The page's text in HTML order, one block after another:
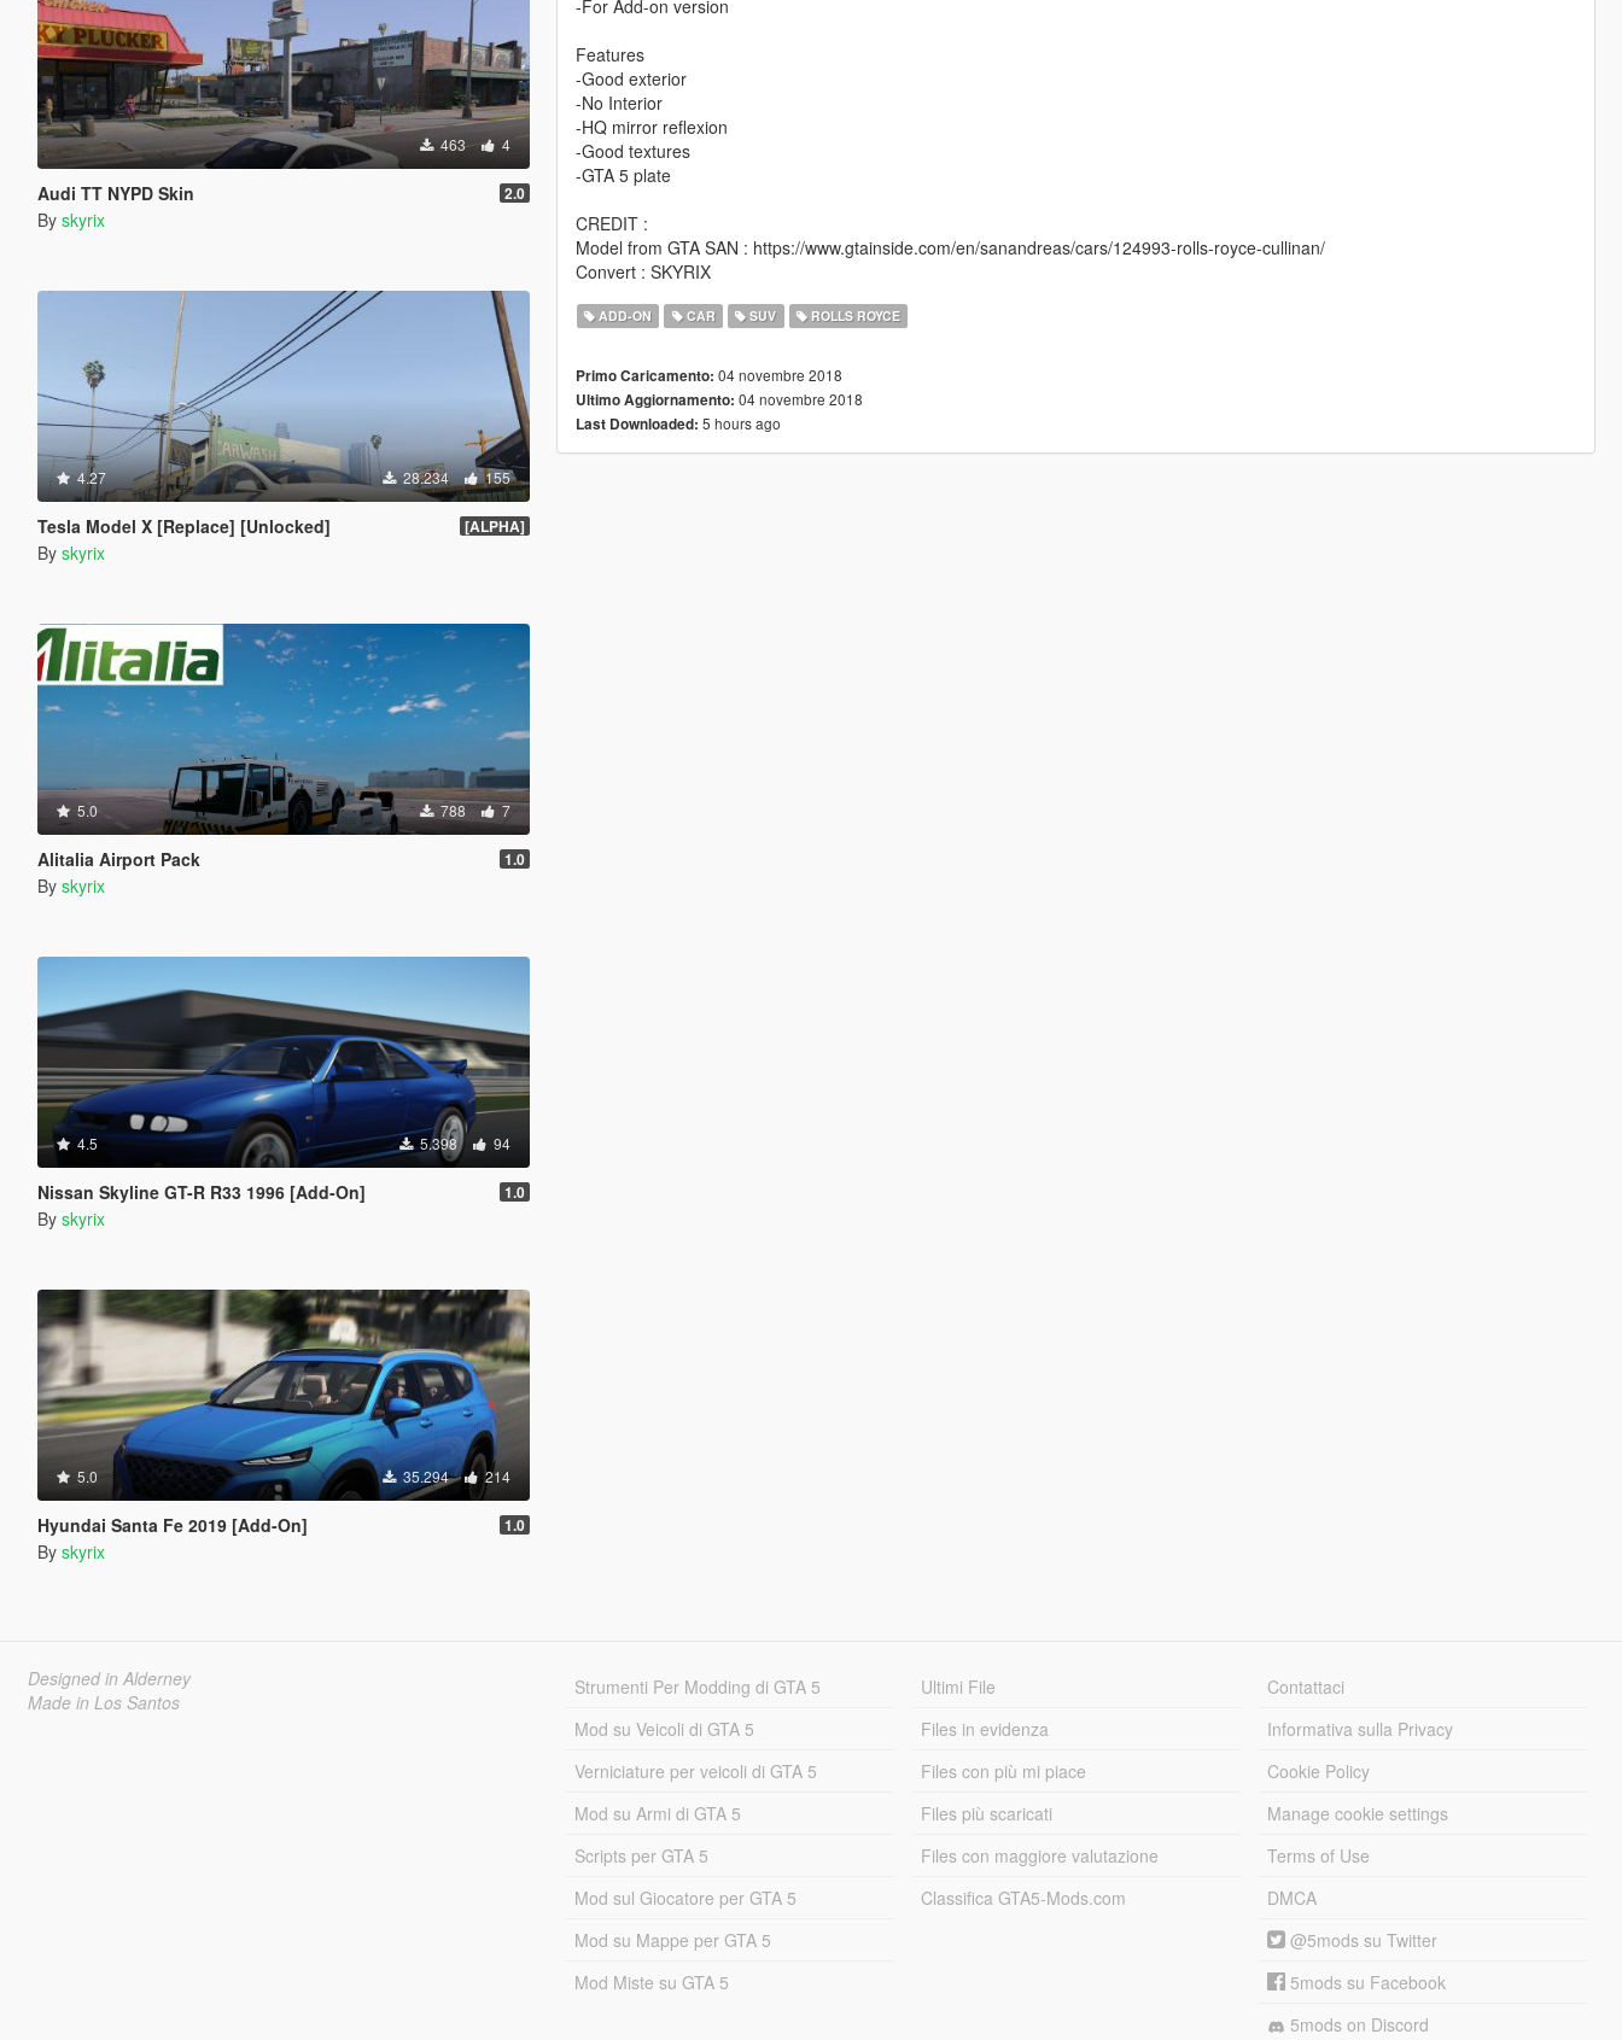
463 4
Audi TT NYPD Skin 2.0
By skyrix
4.27 28.234 155
Tesla Model X [Replace] [Unlocked] [ALPHA]
By skyrix
5.0 788 7
Alitalia Airport Pack 1.0
By skyrix
4.5 5.398 94
Nissan Skyline GT-R R33 1996 [Add-On] 1.0
By skyrix
5.0 35.294 214
Hyundai Santa Fe 2019 [Add-On] 1.0
By skyrix
-For Add-on version
Features
-Good exterior
-No Interior
-HQ mirror reflexion
-Good textures
-GTA 5 plate
CREDIT :
Model from GTA SAN : https://www.gtainside.com/en/sanandreas/cars/124993-rolls-royce-cullinan/
Convert : SKYRIX
ADD-ON CAR SUV ROLLS ROYCE
Primo Caricamento: 04 novembre 2018
Ultimo Aggiornamento: 04 novembre 2018
Last Downloaded: 5 hours ago
Designed in Alderney
Made in Los Santos
Strumenti Per Modding di GTA 5
Mod su Veicoli di GTA 5
Verniciature per veicoli di GTA 5
Mod su Armi di GTA 5
Scripts per GTA 5
Mod sul Giocatore per GTA 5
Mod su Mappe per GTA 5
Mod Miste su GTA 5
Ultimi File
Files in evidenza
Files con più mi piace
Files più scaricati
Files con maggiore valutazione
Classifica GTA5-Mods.com
Contattaci
Informativa sulla Privacy
Cookie Policy
Manage cookie settings
Terms of Use
DMCA
@5mods su Twitter
5mods su Facebook
5mods on Discord